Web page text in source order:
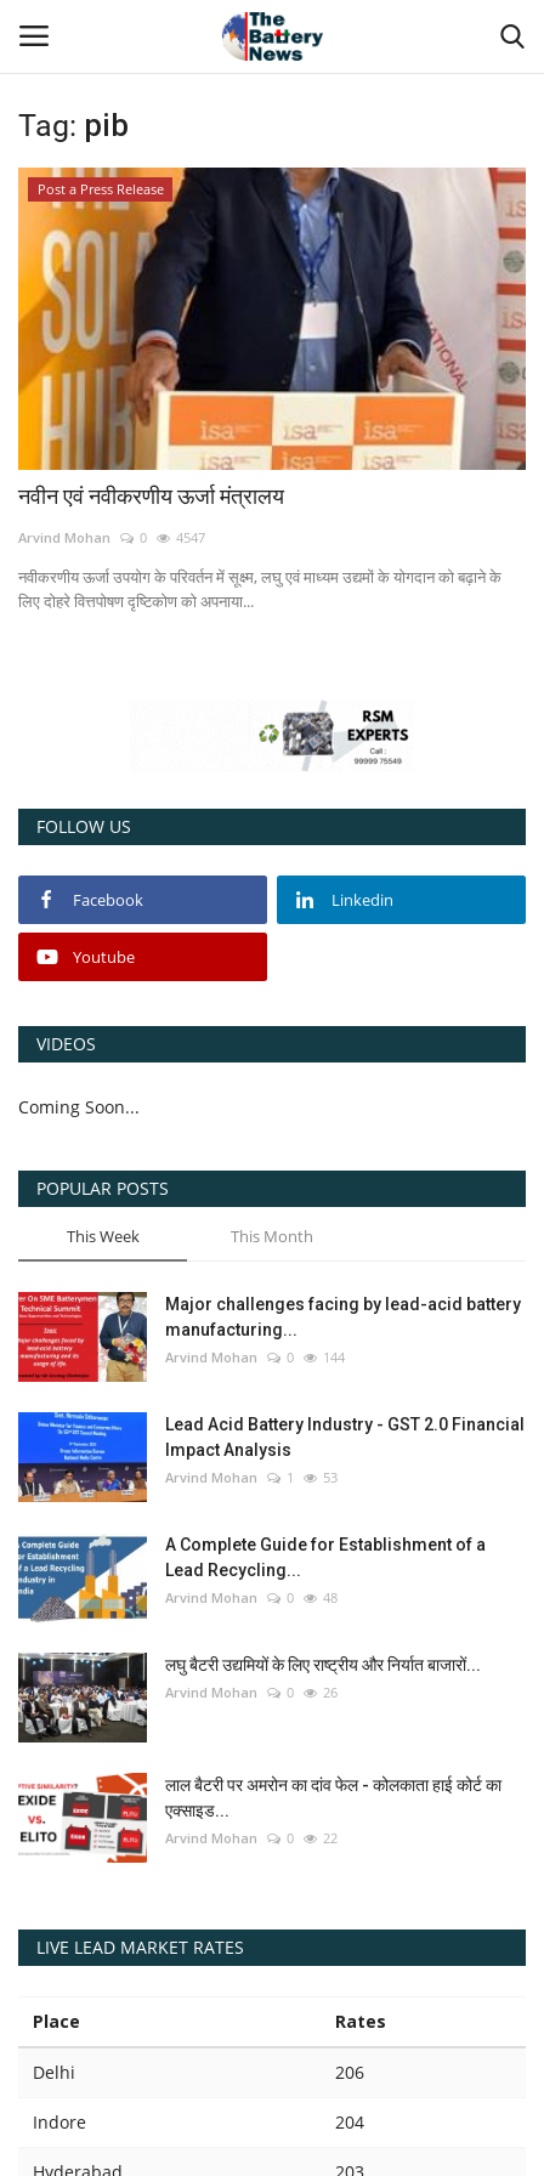
Login
About Us
Technical Presentations
News & Articles
Technical Info
Govt. Affair
Power ON
Tag: pib
Post a Press Release
नवीन एवं नवीकरणीय ऊर्जा मंत्रालय
Arvind Mohan 0 4547
नवीकरणीय ऊर्जा उपयोग के परिवर्तन में सूक्ष्म, लघु एवं माध्यम उद्यमों के योगदान को बढ़ाने के
लिए दोहरे वित्तपोषण दृष्टिकोण को अपनाया...
FOLLOW US
Facebook Linkedin
Youtube
VIDEOS
Coming Soon...
POPULAR POSTS
This Week This Month
Major challenges facing by lead-acid battery
manufacturing...
Arvind Mohan 0 144
Lead Acid Battery Industry - GST 2.0 Financial
Impact Analysis
Arvind Mohan 1 53
A Complete Guide for Establishment of a
Lead Recycling...
Arvind Mohan 0 48
लघु बैटरी उद्यमियों के लिए राष्ट्रीय और निर्यात बाजारों...
Arvind Mohan 0 26
लाल बैटरी पर अमरोन का दांव फेल - कोलकाता हाई कोर्ट का
एक्साइड...
Arvind Mohan 0 22
LIVE LEAD MARKET RATES
Place Rates
Delhi 206
Indore 204
Hyderabad 203